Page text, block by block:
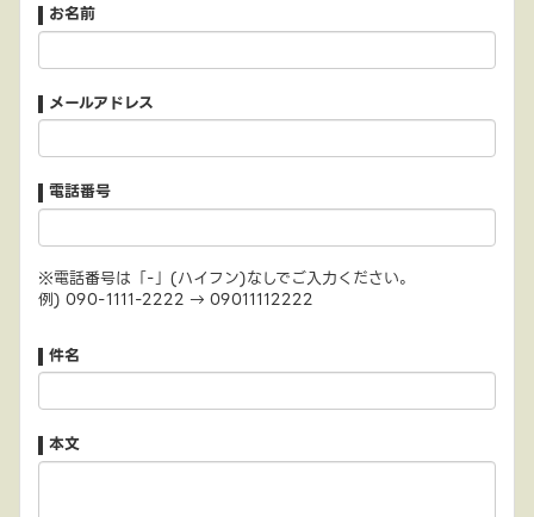
お名前
メールアドレス
電話番号
※電話番号は「-」(ハイフン)なしでご入力ください。
例) 090-1111-2222 → 09011112222
件名
本文